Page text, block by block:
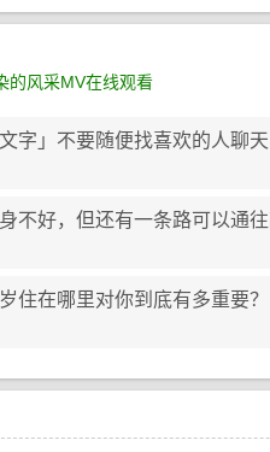
的风采MV在线观看
文字」不要随便找喜欢的人聊天
不好，但还有一条路可以通往
住在哪里对你到底有多重要？